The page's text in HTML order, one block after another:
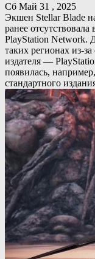
Сб Май 31 , 2025
Экшен Stellar Blade
ранее отсутствовала
PlayStation Network.
таких регионах из-
издателя —
появилась,
стандартного